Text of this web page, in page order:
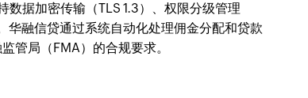
数据加密传输（TLS 1.3）、权限分级管理
华融信贷通过系统自动化处理佣金分配和贷款
管局（FMA）的合规要求。